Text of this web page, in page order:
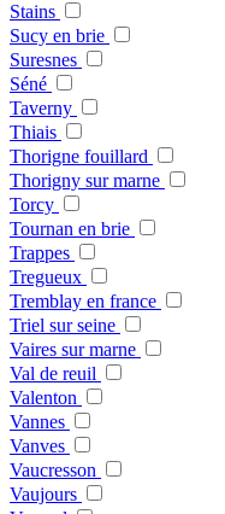
Stains
Sucy en brie
Suresnes
Séné
Taverny
Thiais
Thorigne fouillard
Thorigny sur marne
Torcy
Tournan en brie
Trappes
Tregueux
Tremblay en france
Triel sur seine
Vaires sur marne
Val de reuil
Valenton
Vannes
Vanves
Vaucresson
Vaujours